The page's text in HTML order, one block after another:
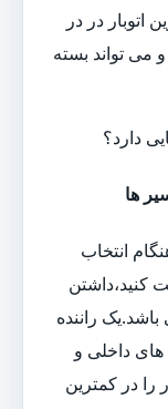
اتوبار در در
می تواند بسته
دارد؟
ها
انتخاب
کنید،داشتن
راننده
های داخلی و
را در کمترین